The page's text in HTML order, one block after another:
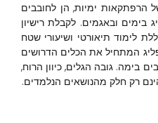
הרפתקאות ימיות, הן לחובבים
בימים ובאגמים. לקבלת רישיון
לימוד תיאורטי ושיעורי שטח
המתחיל את הכלים הדרושים
בימה. גובה הגלים, כיוון הרוח,
רק חלק מהנושאים הנלמדים.